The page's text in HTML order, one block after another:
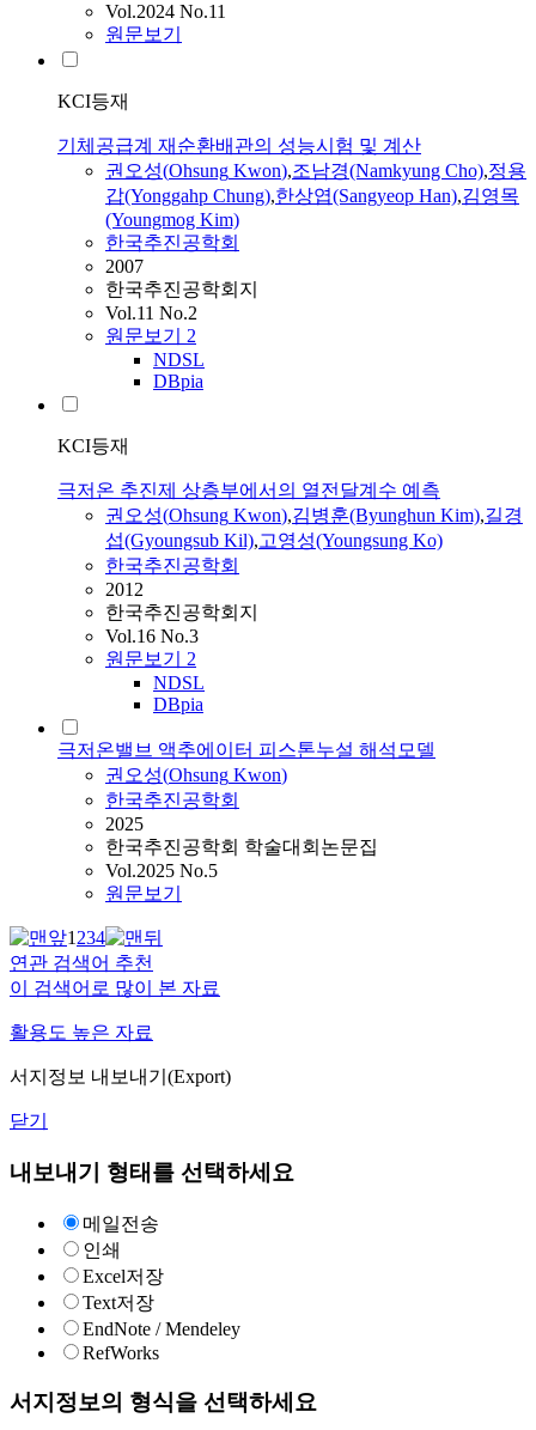
Vol.2024 No.11
원문보기
KCI등재
기체공급계 재순환배관의 성능시험 및 계산
권오성(Ohsung Kwon),조남경(Namkyung Cho),정용
갑(Yonggahp Chung),한상엽(Sangyeop Han),김영목
(Youngmog Kim)
한국추진공학회
2007
한국추진공학회지
Vol.11 No.2
원문보기 2
NDSL
DBpia
KCI등재
극저온 추진제 상층부에서의 열전달계수 예측
권오성(Ohsung Kwon),김병훈(Byunghun Kim),길경
섭(Gyoungsub Kil),고영성(Youngsung Ko)
한국추진공학회
2012
한국추진공학회지
Vol.16 No.3
원문보기 2
NDSL
DBpia
극저온밸브 액추에이터 피스톤누설 해석모델
권오성(Ohsung Kwon)
한국추진공학회
2025
한국추진공학회 학술대회논문집
Vol.2025 No.5
원문보기
1234
연관 검색어 추천
이 검색어로 많이 본 자료
활용도 높은 자료
서지정보 내보내기(Export)
닫기
내보내기 형태를 선택하세요
메일전송
인쇄
Excel저장
Text저장
EndNote / Mendeley
RefWorks
서지정보의 형식을 선택하세요